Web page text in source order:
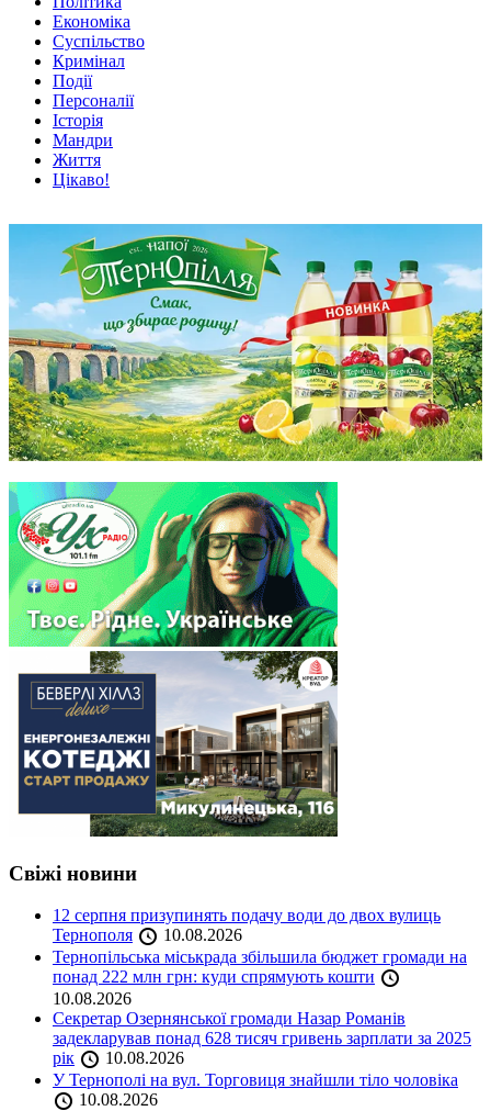
Економіка
Суспільство
Кримінал
Події
Персоналії
Історія
Мандри
Життя
Цікаво!
Свіжі новини
12 серпня призупинять подачу води до двох вулиць
Тернополя
10.08.2026
Тернопільська міськрада збільшила бюджет громади на
понад 222 млн грн: куди спрямують кошти
10.08.2026
Секретар Озернянської громади Назар Романів
задекларував понад 628 тисяч гривень зарплати за 2025
рік
10.08.2026
У Тернополі на вул. Торговиця знайшли тіло чоловіка
10.08.2026